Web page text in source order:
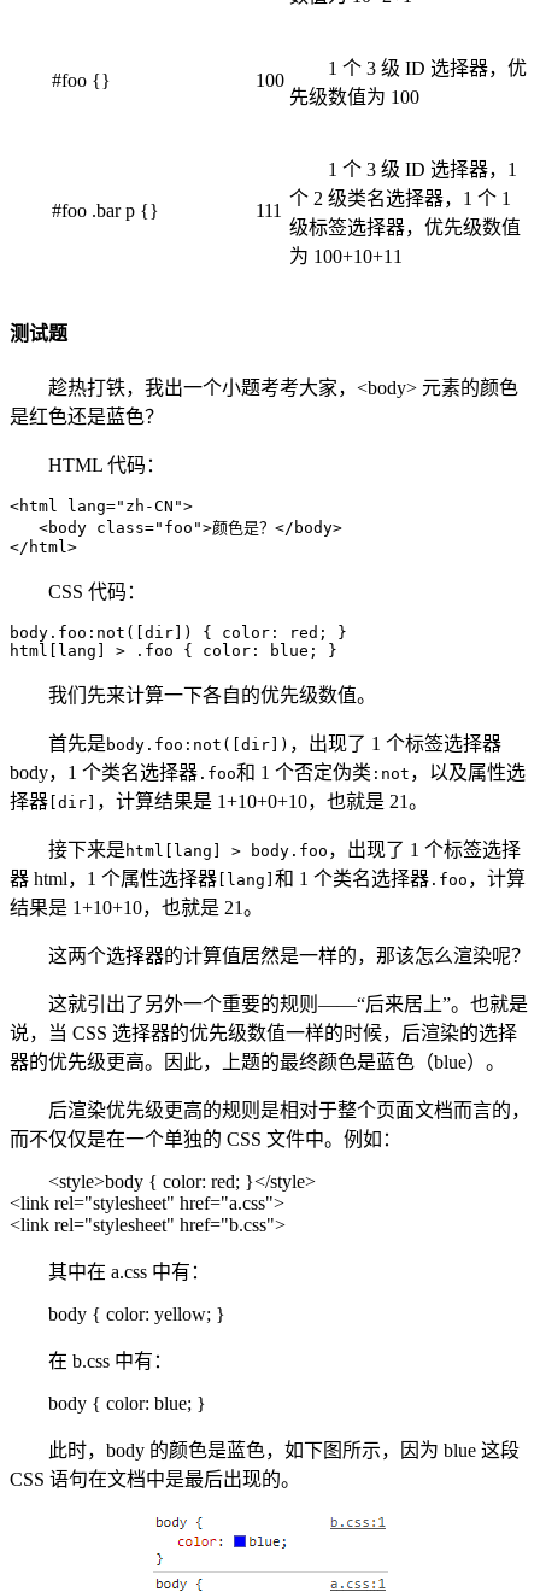
#foo {} 100
1 个 3 级 ID 选择器，优
先级数值为 100
#foo .bar p {} 111
1 个 3 级 ID 选择器，1
个 2 级类名选择器，1 个 1
级标签选择器，优先级数值
为 100+10+11
测试题
趁热打铁，我出一个小题考考大家，<body> 元素的颜色
是红色还是蓝色？
HTML 代码：
<html lang="zh-CN">
   <body class="foo">颜色是？</body>
</html>
CSS 代码：
body.foo:not([dir]) { color: red; }
html[lang] > .foo { color: blue; }
我们先来计算一下各自的优先级数值。
首先是 body.foo:not([dir]) ，出现了 1 个标签选择器
body，1 个类名选择器 .foo和 1 个否定伪类 :not ，以及属性选
择器 [dir] ，计算结果是 1+10+0+10，也就是 21。
接下来是 html[lang] > body.foo ，出现了 1 个标签选择
器 html，1 个属性选择器 [lang] 和 1 个类名选择器 .foo ，计算
结果是 1+10+10，也就是 21。
这两个选择器的计算值居然是一样的，那该怎么渲染呢？
这就引出了另外一个重要的规则——“后来居上”。也就是
说，当 CSS 选择器的优先级数值一样的时候，后渲染的选择
器的优先级更高。因此，上题的最终颜色是蓝色（blue）。
后渲染优先级更高的规则是相对于整个页面文档而言的，
而不仅仅是在一个单独的 CSS 文件中。例如：
<style>body { color: red; }</style>
<link rel="stylesheet" href="a.css">
<link rel="stylesheet" href="b.css">
其中在 a.css 中有：
body { color: yellow; }
在 b.css 中有：
body { color: blue; }
此时，body 的颜色是蓝色，如下图所示，因为 blue 这段
CSS 语句在文档中是最后出现的。